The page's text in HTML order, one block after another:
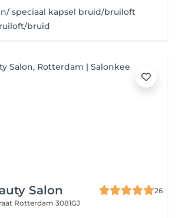
speciaal kapsel bruid/bruiloft
bruid
Salon
26
Rotterdam 3081GJ